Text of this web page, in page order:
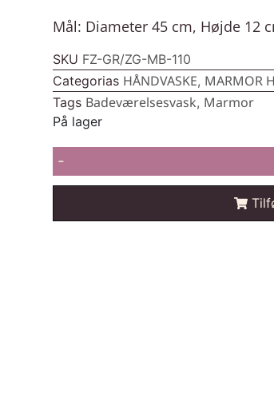
Mål: Diameter 45 cm, Højde 12
SKU FZ-GR/ZG-MB-110
Categorias HÅNDVASKE, MARMOR
Tags Badeværelsesvask, Marmor
På lager
-